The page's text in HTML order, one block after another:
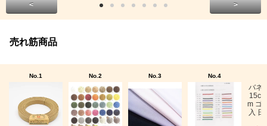
< >
売れ筋商品
No.1 No.2 No.3 No.4
バネ
m ゴ
入